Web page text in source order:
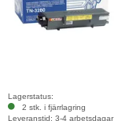
Lagerstatus:
2 stk. i fjärrlagring
Leveranstid: 3-4 arbetsdagar